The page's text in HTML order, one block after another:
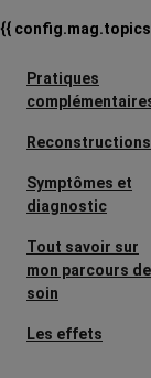
{{
Pratiques
Reconstructions
Symptômes et
diagnostic
Tout savoir sur
mon parcours de
soin
Les effets